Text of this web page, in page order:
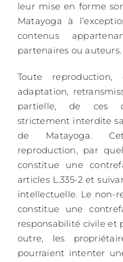
leur mise en forme
Matayoga à
contenus
partenaires ou auteurs.
Toute reproduction,
adaptation,
partielle, de ces
strictement interdite
de Matayoga.
reproduction, par
constitue une
articles L.335-2 et
intellectuelle. Le non-
constitue une
responsabilité civile et
outre, les
pourraient intenter